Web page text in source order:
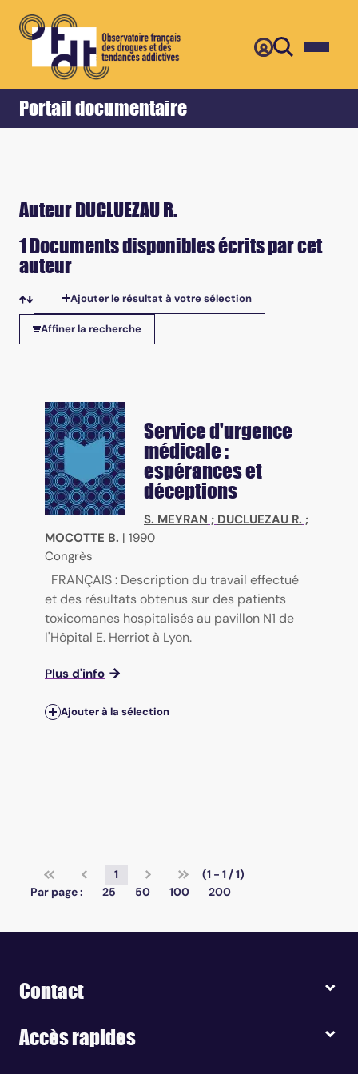
Portail documentaire
Accueil Retour
Auteur DUCLUEZAU R.
1 Documents disponibles écrits par cet
auteur
Tris disponibles
Ajouter le résultat à votre sélection
Affiner la recherche
Service d'urgence
médicale :
espérances et
déceptions
S. MEYRAN ; DUCLUEZAU R. ;
MOCOTTE B. | 1990
Congrès
FRANÇAIS : Description du travail effectué
et des résultats obtenus sur des patients
toxicomanes hospitalisés au pavillon N1 de
l'Hôpital E. Herriot à Lyon.
Plus d'info
Ajouter à la sélection
1
(1 - 1 / 1)
Par page :
25 50 100 200
Contact
Accès rapides